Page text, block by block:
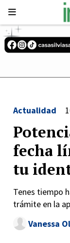
fecha
tu
Tenes tiempo
trámite en la
Actualidad
Vanessa